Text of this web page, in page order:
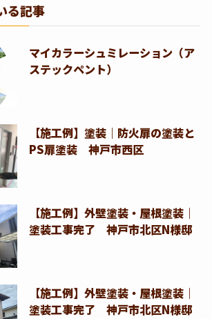
る記事
マイカラーシュミレーション（ア
ステックペント）
【施工例】塗装｜防火扉の塗装と
PS扉塗装 神戸市西区
【施工例】外壁塗装・屋根塗装｜
塗装工事完了 神戸市北区N様邸
【施工例】外壁塗装・屋根塗装｜
塗装工事完了 神戸市北区N様邸